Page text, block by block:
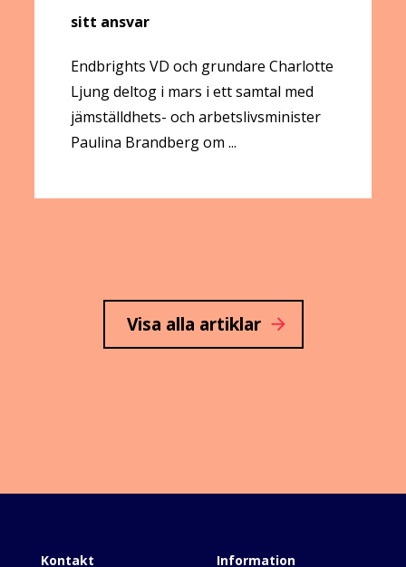
sitt ansvar
Endbrights VD och grundare Charlotte
Ljung deltog i mars i ett samtal med
jämställdhets- och arbetslivsminister
Paulina Brandberg om ...
Visa alla artiklar arrow_forward
Kontakt Information